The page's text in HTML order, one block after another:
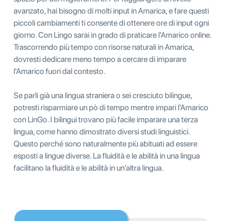
avanzato, hai bisogno di molti input in Amarica, e fare questi
piccoli cambiamenti ti consente di ottenere ore di input ogni
giorno. Con Lingo sarai in grado di praticare l'Amarico online.
Trascorrendo più tempo con risorse naturali in Amarica,
dovresti dedicare meno tempo a cercare di imparare
l'Amarico fuori dal contesto.
Se parli già una lingua straniera o sei cresciuto bilingue,
potresti risparmiare un pò di tempo mentre impari l'Amarico
con LinGo. I bilingui trovano più facile imparare una terza
lingua, come hanno dimostrato diversi studi linguistici.
Questo perché sono naturalmente più abituati ad essere
esposti a lingue diverse. La fluidità e le abilità in una lingua
facilitano la fluidità e le abilità in un'altra lingua.